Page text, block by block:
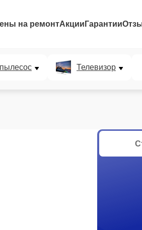
на ремонтАкции Гарантии
Телевизор